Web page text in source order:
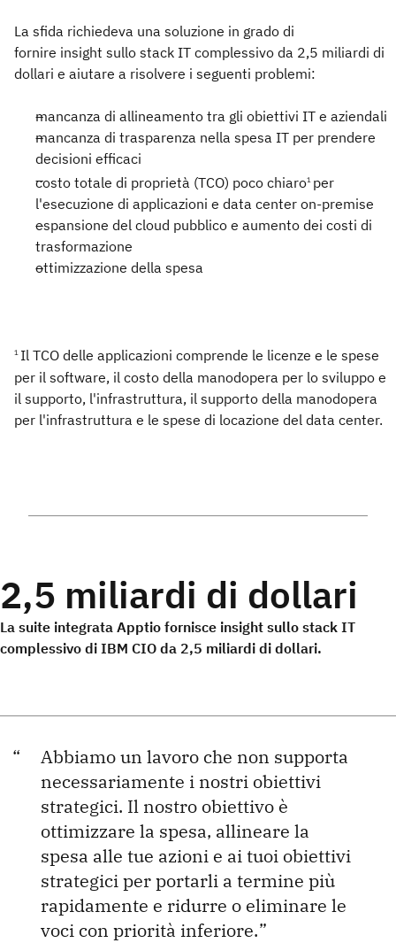
La sfida richiedeva una soluzione in grado di
fornire insight sullo stack IT complessivo da 2,5 miliardi di
dollari e aiutare a risolvere i seguenti problemi:
mancanza di allineamento tra gli obiettivi IT e aziendali
mancanza di trasparenza nella spesa IT per prendere
decisioni efficaci
costo totale di proprietà (TCO) poco chiaro1 per
l'esecuzione di applicazioni e data center on-premise
espansione del cloud pubblico e aumento dei costi di
trasformazione
ottimizzazione della spesa
1 Il TCO delle applicazioni comprende le licenze e le spese
per il software, il costo della manodopera per lo sviluppo e
il supporto, l'infrastruttura, il supporto della manodopera
per l'infrastruttura e le spese di locazione del data center.
2,5 miliardi di dollari
La suite integrata Apptio fornisce insight sullo stack IT
complessivo di IBM CIO da 2,5 miliardi di dollari.
Abbiamo un lavoro che non supporta
necessariamente i nostri obiettivi
strategici. Il nostro obiettivo è
ottimizzare la spesa, allineare la
spesa alle tue azioni e ai tuoi obiettivi
strategici per portarli a termine più
rapidamente e ridurre o eliminare le
voci con priorità inferiore.